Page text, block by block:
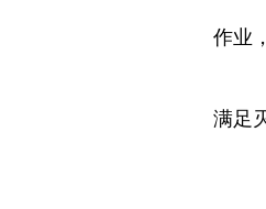
作业
满足